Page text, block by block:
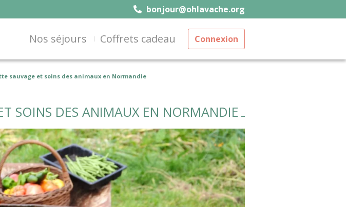
bonjour@ohlavache.org
Nos séjours Coffrets cadeau Connexion
sauvage et soins des animaux en Normandie
SOINS DES ANIMAUX EN NORMANDIE